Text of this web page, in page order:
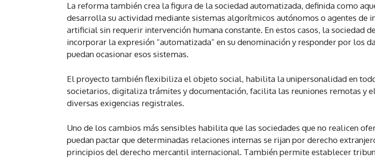
La reforma también crea la figura de la sociedad automatizada, definida como
desarrolla su actividad mediante sistemas algorítmicos autónomos o agentes de
artificial sin requerir intervención humana constante. En estos casos, la sociedad
incorporar la expresión “automatizada” en su denominación y responder por los
puedan ocasionar esos sistemas.
El proyecto también flexibiliza el objeto social, habilita la unipersonalidad en
societarios, digitaliza trámites y documentación, facilita las reuniones remotas y
diversas exigencias registrales.
Uno de los cambios más sensibles habilita que las sociedades que no realicen
puedan pactar que determinadas relaciones internas se rijan por derecho
principios del derecho mercantil internacional. También permite establecer